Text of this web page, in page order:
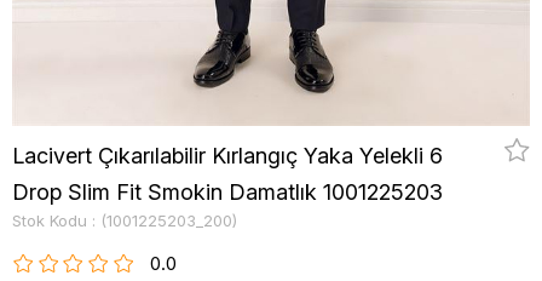
Lacivert Çıkarılabilir Kırlangıç Yaka Yelekli 6
Drop Slim Fit Smokin Damatlık 1001225203
Stok Kodu (1001225203_200)
0.0